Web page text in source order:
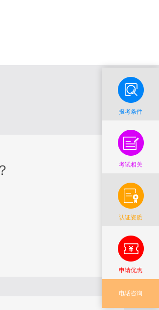
报考条件
考试相关
认证资质
申请优惠
电话咨询